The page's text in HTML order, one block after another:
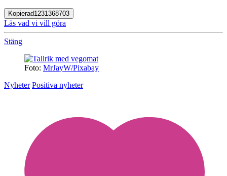
Kopierad1231368703
Läs vad vi vill göra
Stäng
Foto: MrJayW/Pixabay
Nyheter Positiva nyheter